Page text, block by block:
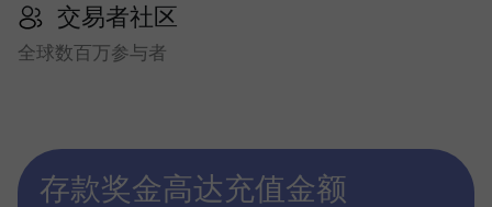
交易者社区
全球数百万参与者
存款奖金高达充值金额